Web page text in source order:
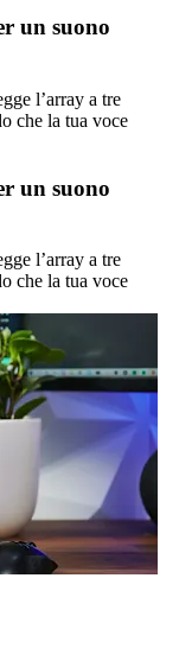
un suono
l’array a tre
che la tua voce
un suono
l’array a tre
che la tua voce